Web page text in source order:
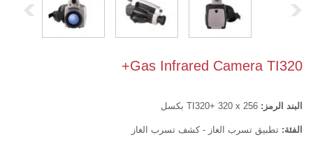
Gas Infrared Camera TI320+
البند الرمز:
الفئة: تطبيق تسرب الغاز - كشف تسرب الغاز